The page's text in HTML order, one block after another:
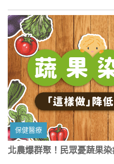
保健醫療
北農爆群聚！民眾憂蔬果